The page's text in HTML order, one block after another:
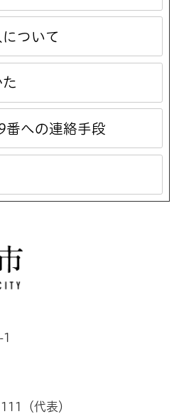
ついて
番への連絡手段
（代表）